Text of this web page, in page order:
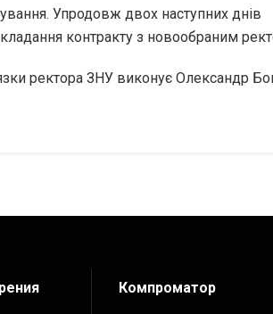
Упродовж двох наступних днів
контракту з новообраним
ректора ЗНУ виконує Олександр
Компроматор